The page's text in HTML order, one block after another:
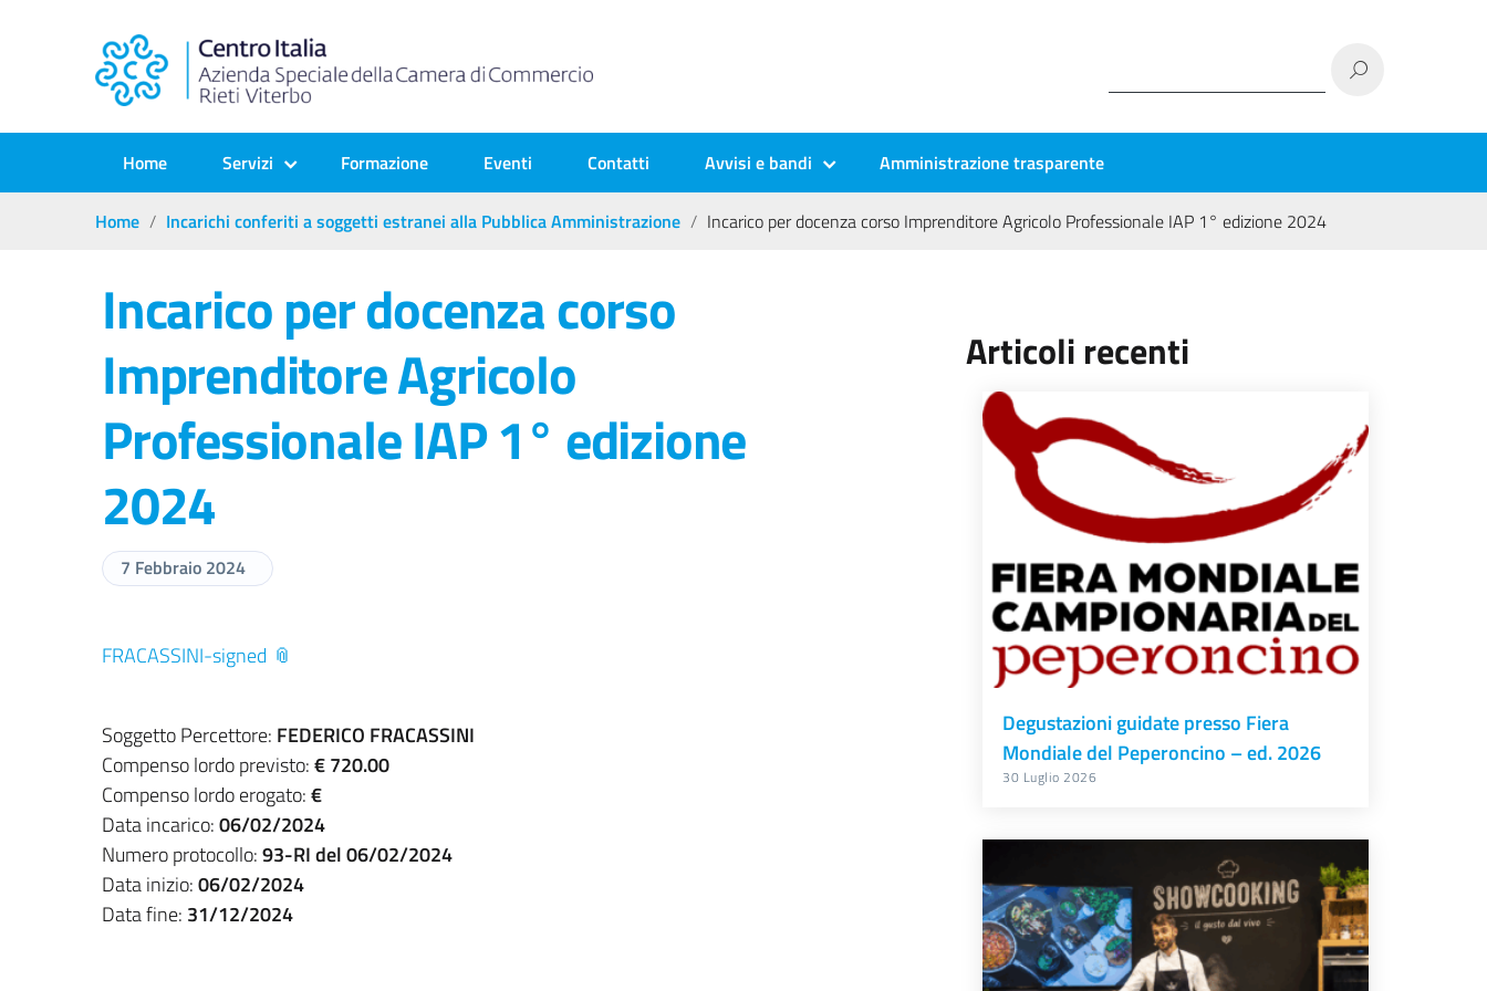
Home Servizi Formazione Eventi Contatti Avvisi e bandi Amministrazione trasparente
Home Incarichi conferiti a soggetti estranei alla Pubblica Amministrazione Incarico per docenza corso Imprenditore Agricolo Professionale IAP 1° edizione 2024
Incarico per docenza corso
Imprenditore Agricolo
Professionale IAP 1° edizione
2024
7 Febbraio 2024
FRACASSINI-signed
Soggetto Percettore: FEDERICO FRACASSINI
Compenso lordo previsto:€ 720.00
Compenso lordo erogato:€
Data incarico:06/02/2024
Numero protocollo:93-RI del 06/02/2024
Data inizio:06/02/2024
Data fine: 31/12/2024
Articoli recenti
Degustazioni guidate presso Fiera
Mondiale del Peperoncino – ed. 2026
30 Luglio 2026